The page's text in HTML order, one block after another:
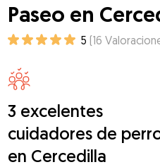
Paseo en
5 (16
3 excelentes
cuidadores de
en Cercedilla